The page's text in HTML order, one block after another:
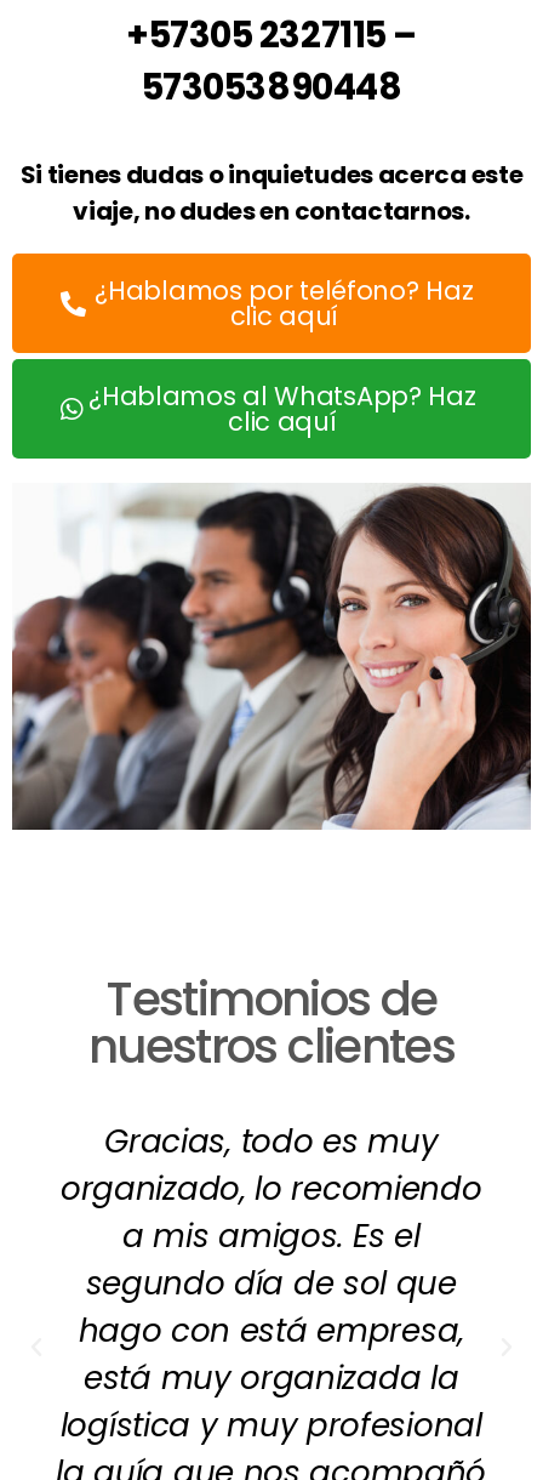
+57305 2327115 –
573053890448
Si tienes dudas o inquietudes acerca este
viaje, no dudes en contactarnos.
¿Hablamos por teléfono? Haz
clic aquí
¿Hablamos al WhatsApp? Haz
clic aquí
Testimonios de
nuestros clientes
Gracias, todo es muy
organizado, lo recomiendo
a mis amigos. Es el
segundo día de sol que
hago con está empresa,
está muy organizada la
logística y muy profesional